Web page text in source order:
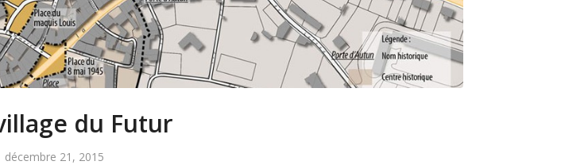
du Futur
décembre 21, 2015